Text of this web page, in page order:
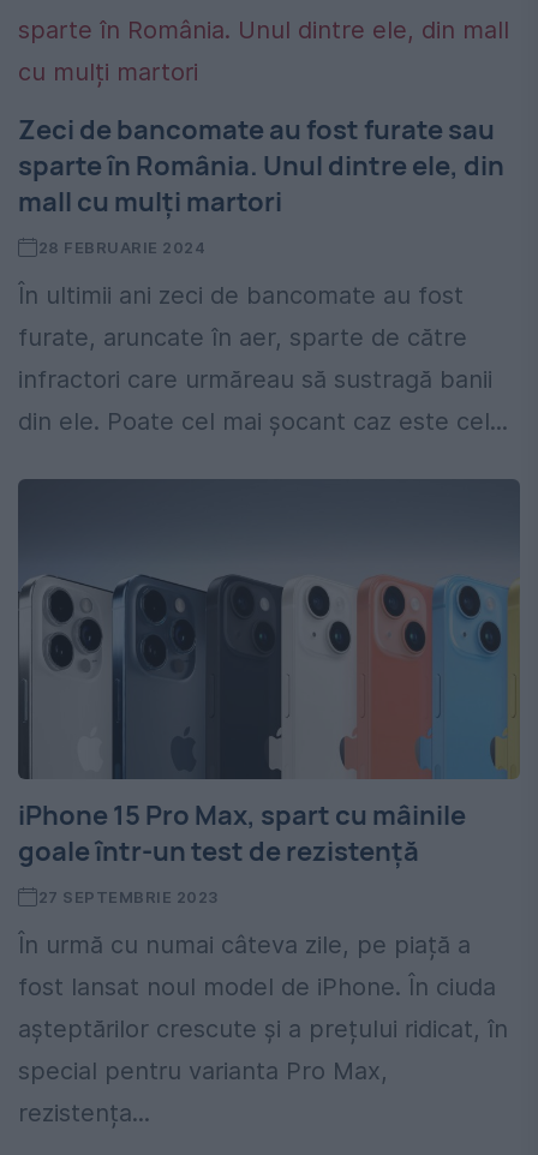
Zeci de bancomate au fost furate sau
sparte în România. Unul dintre ele, din
mall cu mulți martori
28 FEBRUARIE 2024
În ultimii ani zeci de bancomate au fost
furate, aruncate în aer, sparte de către
infractori care urmăreau să sustragă banii
din ele. Poate cel mai șocant caz este cel...
iPhone 15 Pro Max, spart cu mâinile
goale într-un test de rezistență
27 SEPTEMBRIE 2023
În urmă cu numai câteva zile, pe piață a
fost lansat noul model de iPhone. În ciuda
așteptărilor crescute și a prețului ridicat, în
special pentru varianta Pro Max,
rezistența...